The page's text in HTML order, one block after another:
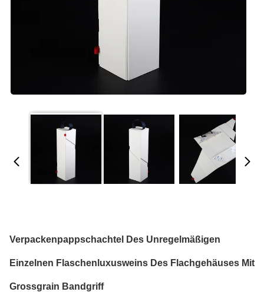
Verpackenpappschachtel Des Unregelmäßigen
Einzelnen Flaschenluxusweins Des Flachgehäuses Mit
Grossgrain Bandgriff